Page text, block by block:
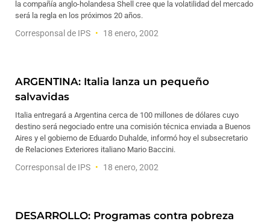
la compañía anglo-holandesa Shell cree que la volatilidad del mercado
será la regla en los próximos 20 años.
Corresponsal de IPS 18 enero, 2002
ARGENTINA: Italia lanza un pequeño
salvavidas
Italia entregará a Argentina cerca de 100 millones de dólares cuyo
destino será negociado entre una comisión técnica enviada a Buenos
Aires y el gobierno de Eduardo Duhalde, informó hoy el subsecretario
de Relaciones Exteriores italiano Mario Baccini.
Corresponsal de IPS 18 enero, 2002
DESARROLLO: Programas contra pobreza